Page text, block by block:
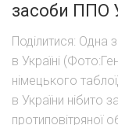
засоби ППО
Поділитися: Одна
в Україні
німецького
в України нібито
протиповітряної